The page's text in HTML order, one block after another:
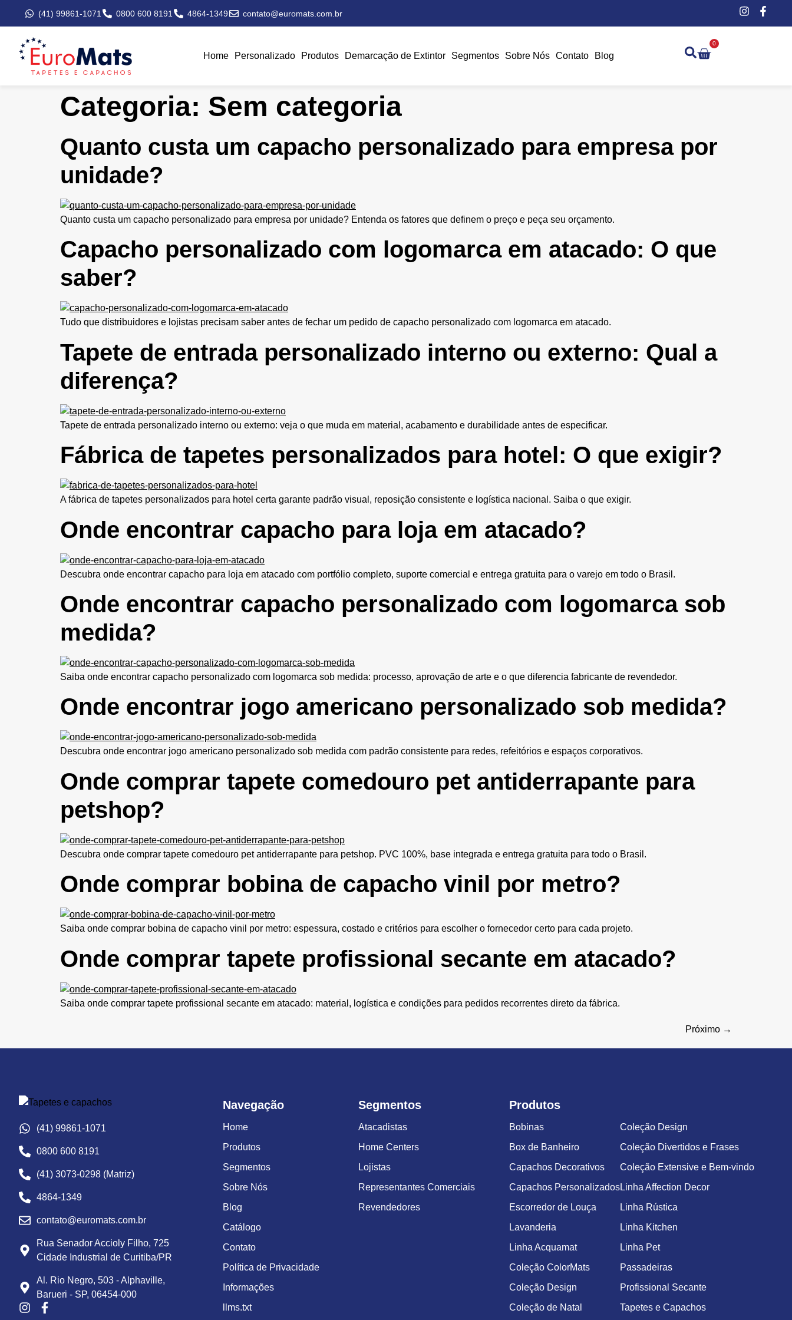
(41) 99861-1071 0800 600 8191 4864-1349 contato@euromats.com.br
Home Personalizado Produtos Demarcação de Extintor Segmentos Sobre Nós Contato Blog
0
Categoria: Sem categoria
Quanto custa um capacho personalizado para empresa por
unidade?
Quanto custa um capacho personalizado para empresa por unidade? Entenda os fatores que definem o preço e peça seu orçamento.
Capacho personalizado com logomarca em atacado: O que
saber?
Tudo que distribuidores e lojistas precisam saber antes de fechar um pedido de capacho personalizado com logomarca em atacado.
Tapete de entrada personalizado interno ou externo: Qual a
diferença?
Tapete de entrada personalizado interno ou externo: veja o que muda em material, acabamento e durabilidade antes de especificar.
Fábrica de tapetes personalizados para hotel: O que exigir?
A fábrica de tapetes personalizados para hotel certa garante padrão visual, reposição consistente e logística nacional. Saiba o que exigir.
Onde encontrar capacho para loja em atacado?
Descubra onde encontrar capacho para loja em atacado com portfólio completo, suporte comercial e entrega gratuita para o varejo em todo o Brasil.
Onde encontrar capacho personalizado com logomarca sob
medida?
Saiba onde encontrar capacho personalizado com logomarca sob medida: processo, aprovação de arte e o que diferencia fabricante de revendedor.
Onde encontrar jogo americano personalizado sob medida?
Descubra onde encontrar jogo americano personalizado sob medida com padrão consistente para redes, refeitórios e espaços corporativos.
Onde comprar tapete comedouro pet antiderrapante para
petshop?
Descubra onde comprar tapete comedouro pet antiderrapante para petshop. PVC 100%, base integrada e entrega gratuita para todo o Brasil.
Onde comprar bobina de capacho vinil por metro?
Saiba onde comprar bobina de capacho vinil por metro: espessura, costado e critérios para escolher o fornecedor certo para cada projeto.
Onde comprar tapete profissional secante em atacado?
Saiba onde comprar tapete profissional secante em atacado: material, logística e condições para pedidos recorrentes direto da fábrica.
Próximo →
(41) 99861-1071
0800 600 8191
(41) 3073-0298 (Matriz)
4864-1349
contato@euromats.com.br
Rua Senador Accioly Filho, 725
Cidade Industrial de Curitiba/PR
Al. Rio Negro, 503 - Alphaville,
Barueri - SP, 06454-000
Navegação
Home
Produtos
Segmentos
Sobre Nós
Blog
Catálogo
Contato
Política de Privacidade
Informações
llms.txt
Segmentos
Atacadistas
Home Centers
Lojistas
Representantes Comerciais
Revendedores
Produtos
Bobinas
Box de Banheiro
Capachos Decorativos
Capachos Personalizados
Escorredor de Louça
Lavanderia
Linha Acquamat
Coleção ColorMats
Coleção Design
Coleção de Natal
Coleção Design
Coleção Divertidos e Frases
Coleção Extensive e Bem-vindo
Linha Affection Decor
Linha Rústica
Linha Kitchen
Linha Pet
Passadeiras
Profissional Secante
Tapetes e Capachos